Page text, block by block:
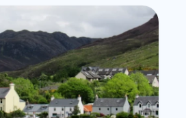
Registra’t
Contacte